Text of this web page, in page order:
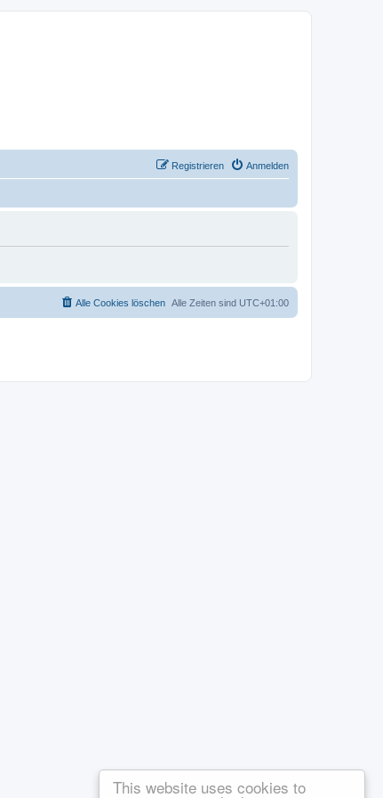
This website uses cookies to
Anmelden
Registrieren
Alle Zeiten sind UTC+01:00
Alle Cookies löschen